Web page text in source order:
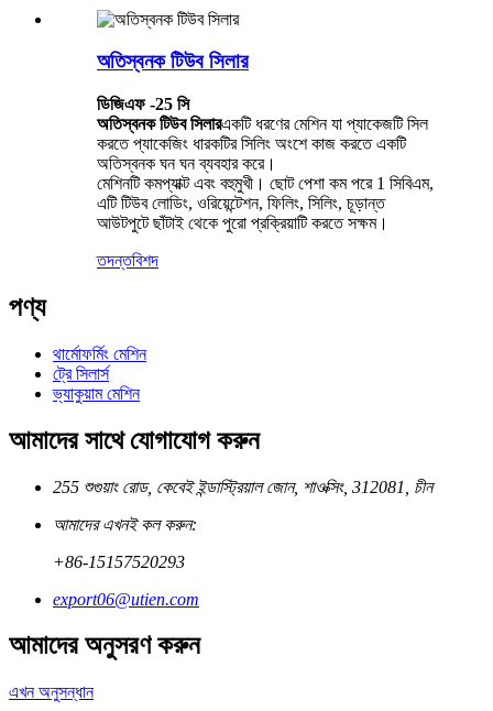
অতিস্বনক টিউব সিলার
ডিজিএফ -25 সি
অতিস্বনক টিউব সিলারএকটি ধরণের মেশিন যা প্যাকেজটি সিল
করতে প্যাকেজিং ধারকটির সিলিং অংশে কাজ করতে একটি
অতিস্বনক ঘন ঘন ব্যবহার করে।
মেশিনটি কমপ্যাক্ট এবং বহুমুখী। ছোট পেশা কম পরে 1 সিবিএম,
এটি টিউব লোডিং, ওরিয়েন্টেশন, ফিলিং, সিলিং, চূড়ান্ত
আউটপুটে ছাঁটাই থেকে পুরো প্রক্রিয়াটি করতে সক্ষম।
তদন্তবিশদ
পণ্য
থার্মোফর্মিং মেশিন
ট্রে সিলার্স
ভ্যাকুয়াম মেশিন
আমাদের সাথে যোগাযোগ করুন
255 শুগুয়াং রোড, কেবেই ইন্ডাস্ট্রিয়াল জোন, শাওক্সিং, 312081, চীন
আমাদের এখনই কল করুন:
+86-15157520293
export06@utien.com
আমাদের অনুসরণ করুন
এখন অনুসন্ধান